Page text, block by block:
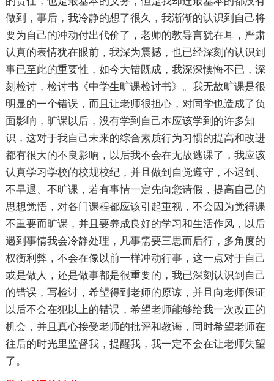
做到，事后，我冷静的想了很久，我渐渐的认识到自己将
要为自己的冲动付出代价了，老师的教导言犹在耳，严肃
认真的表情犹在眼前，我深为震撼，也已经深刻的认识到
事已至此的重要性，如今大错既成，我深深懊悔不已，深
刻检讨，检讨书《中学生旷课检讨书》。我无故旷课是很
明显的一个错误，而且让老师很担心，对同学也造成了负
面影响，旷课以后，没有学到自己本应该学到的许多知
识，这对于我自己未来的综合素质行为习惯的提高和改进
都有很大的不良影响，以后我不会在无故逃课了，我应该
认真学习学校的校规校纪，并且做到自觉遵守，不迟到、
不早退、不旷课，若有事情一定先向您请假，提高自己的
思想觉悟，对各门课程都应该引起重视，不会因为觉得课
不重要而旷课，并且要养成良好的学习和生活作风，以后
遇到事情我会冷静处理，凡事需要三思而后行，多角度的
权衡利弊，不会在像以前一样冲动行事，这一点对于自己
或是做人，还是做事都是很重要的，我已深刻认识到自己
的错误，写检讨，希望得到老师的原谅，并且向老师保证
以后不会在犯以上的错误，希望老师能够给我一次改正的
机会，并且真心接受老师的批评和教诲，同时希望老师在
往后的时光里监督我，提醒我，我一定不会在让老师失望
了。